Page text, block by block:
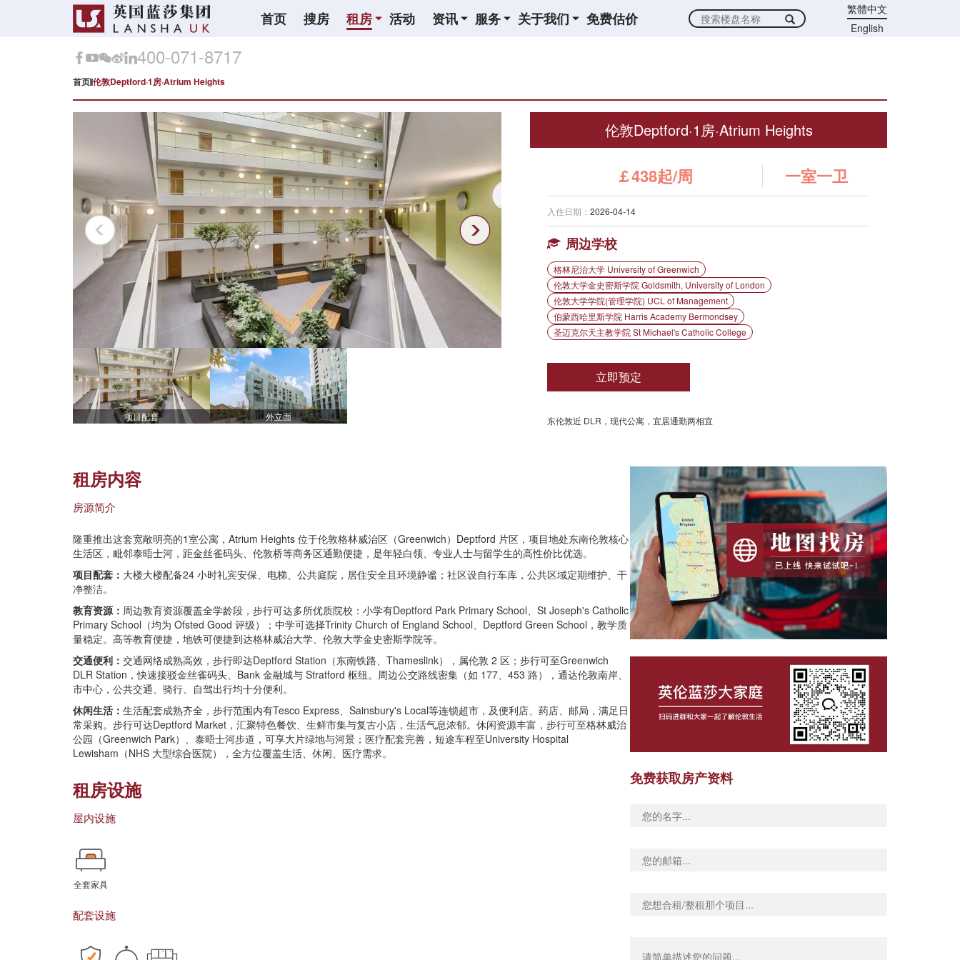
首页 搜房 租房 活动 资讯 服务 关于我们 免费估价
繁體中文
English
400-071-8717
首页 伦敦Deptford·1房·Atrium Heights
项目配套 外立面
伦敦Deptford·1房·Atrium Heights
￡438起/周 一室一卫
入住日期： 2026-04-14
周边学校
格林尼治大学 University of Greenwich
伦敦大学金史密斯学院 Goldsmith, University of London
伦敦大学学院(管理学院) UCL of Management
伯蒙西哈里斯学院 Harris Academy Bermondsey
圣迈克尔天主教学院 St Michael's Catholic College
立即预定
东伦敦近 DLR，现代公寓，宜居通勤两相宜
租房内容
房源简介
隆重推出这套宽敞明亮的1室公寓，Atrium Heights 位于伦敦格林威治区（Greenwich）Deptford 片区，项目地处东南伦敦核心
生活区，毗邻泰晤士河，距金丝雀码头、伦敦桥等商务区通勤便捷，是年轻白领、专业人士与留学生的高性价比优选。
项目配套： 大楼大楼配备24 小时礼宾安保、电梯、公共庭院，居住安全且环境静谧；社区设自行车库，公共区域定期维护、干
净整洁。
教育资源： 周边教育资源覆盖全学龄段，步行可达多所优质院校：小学有Deptford Park Primary School、St Joseph's Catholic
Primary School（均为 Ofsted Good 评级）；中学可选择Trinity Church of England School、Deptford Green School，教学质
量稳定。高等教育便捷，地铁可便捷到达格林威治大学、伦敦大学金史密斯学院等。
交通便利： 交通网络成熟高效，步行即达Deptford Station（东南铁路、Thameslink），属伦敦 2 区；步行可至Greenwich
DLR Station，快速接驳金丝雀码头、Bank 金融城与 Stratford 枢纽。周边公交路线密集（如 177、453 路），通达伦敦南岸、
市中心，公共交通、骑行、自驾出行均十分便利。
休闲生活： 生活配套成熟齐全，步行范围内有Tesco Express、Sainsbury's Local等连锁超市，及便利店、药店、邮局，满足日
常采购。步行可达Deptford Market，汇聚特色餐饮、生鲜市集与复古小店，生活气息浓郁。休闲资源丰富，步行可至格林威治
公园（Greenwich Park）、泰晤士河步道，可享大片绿地与河景；医疗配套完善，短途车程至University Hospital
Lewisham（NHS 大型综合医院），全方位覆盖生活、休闲、医疗需求。
租房设施
屋内设施
全套家具
配套设施
免费获取房产资料